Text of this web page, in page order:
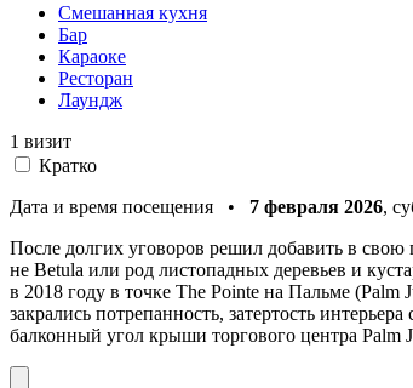
Смешанная кухня
Бар
Караоке
Ресторан
Лаундж
1 визит
Кратко
Дата и время посещения • 7 февраля 2026,
После долгих уговоров решил добавить в свою
не Betula или род листопадных деревьев и
в 2018 году в точке The Pointe на Пальме (Palm
закрались потрепанность, затертость
балконный угол крыши торгового центра Palm